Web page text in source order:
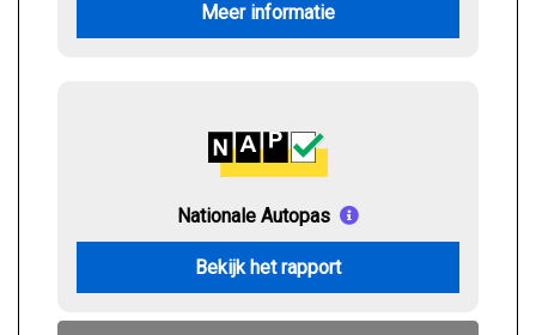
Meer informatie
Nationale Autopas
Bekijk het rapport